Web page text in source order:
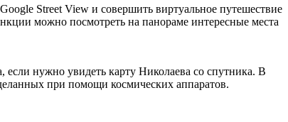
Street View и совершить виртуальное путешествие
можно посмотреть на панораме интересные места
если нужно увидеть карту Николаева со спутника. В
при помощи космических аппаратов.